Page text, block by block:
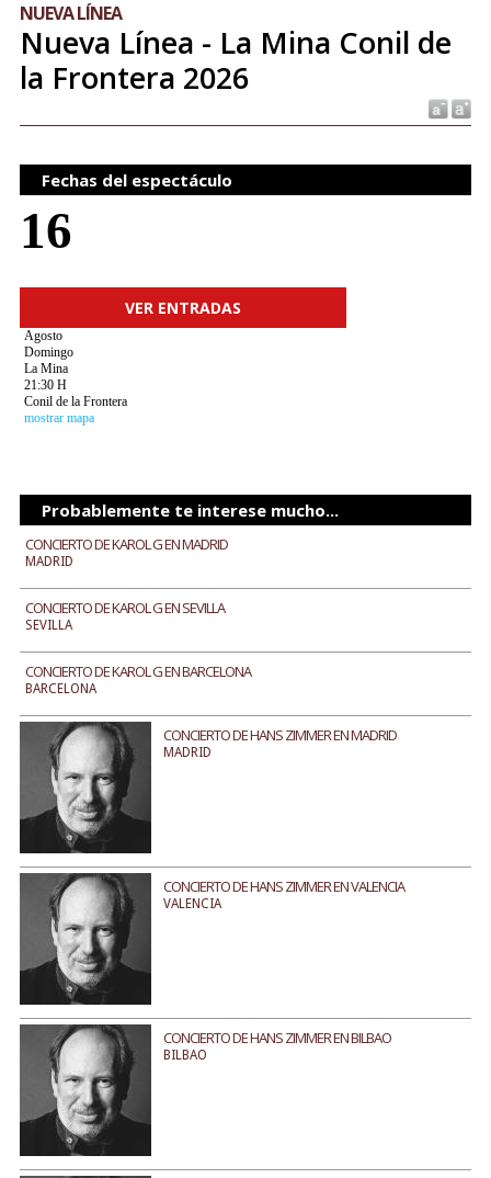
NUEVA LÍNEA
Nueva Línea - La Mina Conil de
la Frontera 2026
Fechas del espectáculo
16
VER ENTRADAS
Agosto
Domingo
La Mina
21:30 H
Conil de la Frontera
mostrar mapa
Probablemente te interese mucho...
CONCIERTO DE KAROL G EN MADRID
MADRID
CONCIERTO DE KAROL G EN SEVILLA
SEVILLA
CONCIERTO DE KAROL G EN BARCELONA
BARCELONA
CONCIERTO DE HANS ZIMMER EN MADRID
MADRID
CONCIERTO DE HANS ZIMMER EN VALENCIA
VALENCIA
CONCIERTO DE HANS ZIMMER EN BILBAO
BILBAO